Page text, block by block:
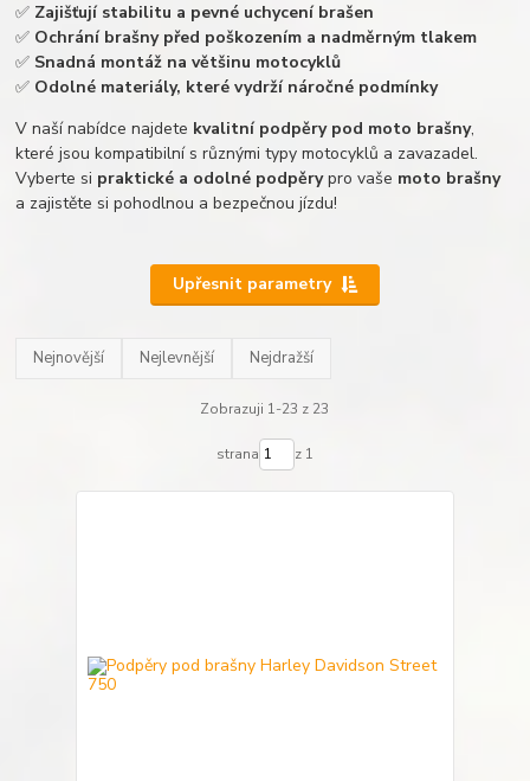
✅ Zajišťují stabilitu a pevné uchycení brašen
✅ Ochrání brašny před poškozením a nadměrným tlakem
✅ Snadná montáž na většinu motocyklů
✅ Odolné materiály, které vydrží náročné podmínky
V naší nabídce najdete kvalitní podpěry pod moto brašny,
které jsou kompatibilní s různými typy motocyklů a zavazadel.
Vyberte si praktické a odolné podpěrypro vaše moto brašny
a zajistěte si pohodlnou a bezpečnou jízdu!
Upřesnit parametry
Nejnovější Nejlevnější Nejdražší
Zobrazuji 1-23 z 23
strana z 1